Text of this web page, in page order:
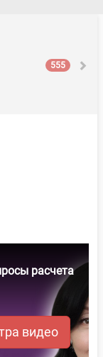
555
расчета
видео